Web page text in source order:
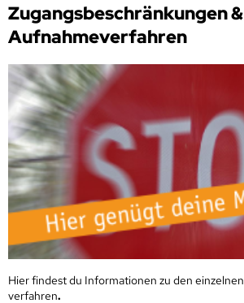
Zugangsbeschränkungen &
Aufnahmeverfahren
Hier findest du Informationen zu den
verfahren.